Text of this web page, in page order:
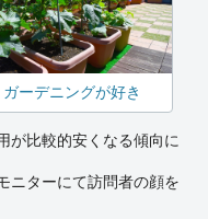
ガーデニングが好き
が比較的安くなる傾向に
ニターにて訪問者の顔を